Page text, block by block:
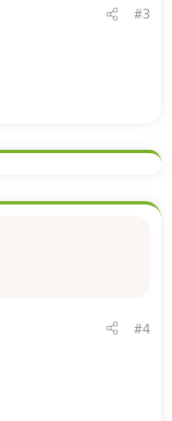
#3
#4